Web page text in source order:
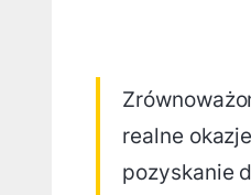
realne
pozyskanie